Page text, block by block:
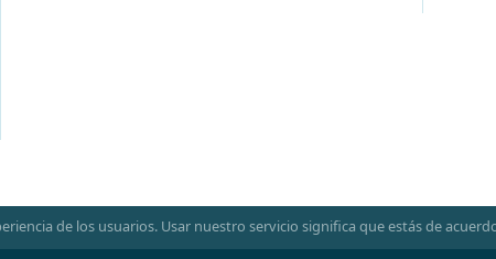
de los usuarios. Usar nuestro servicio significa que estás de